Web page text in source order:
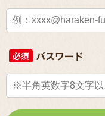
必須 パスワード